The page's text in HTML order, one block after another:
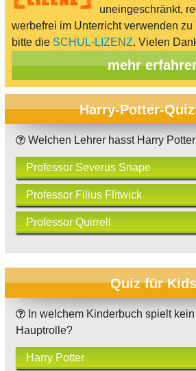
uneingeschränkt,
werbefrei im Unterricht verwenden
bitte die SCHUL-LIZENZ. Vielen
mehr
Harry-Potter-
Welchen Lehrer hasst Harry
Professor Severus Snape
Professor Filius Flitwick
Professor Quirrell
Quiz für Kids
In welchem Kinderbuch spielt
Hauptrolle?
Harry Potter